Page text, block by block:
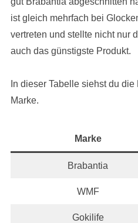
ist gleich mehrfach bei
vertreten und stellte nicht nur
auch das günstigste Produkt.
In dieser Tabelle siehst du
Marke.
Marke
Brabantia
WMF
Gokilife